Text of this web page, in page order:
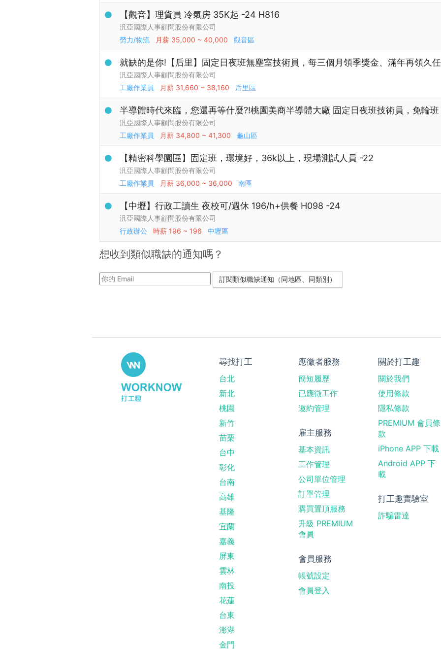
【觀音】理貨員 冷氣房 35K起 -24 H816
汎亞國際人事顧問股份有限公司
勞力/物流
月薪 35,000 ~ 40,000 觀音區
就缺的是你!【后里】固定日夜班無塵室技術員，每三個月領季獎金、滿年再領久
汎亞國際人事顧問股份有限公司
工廠作業員
月薪 31,660 ~ 38,160 后里區
半導體時代來臨，您還再等什麼?!桃園美商半導體大廠 固定日夜班技術員，免輪
汎亞國際人事顧問股份有限公司
工廠作業員
月薪 34,800 ~ 41,300 龜山區
【精密科學園區】固定班，環境好，36k以上，現場測試人員 -22
汎亞國際人事顧問股份有限公司
工廠作業員
月薪 36,000 ~ 36,000 南區
【中壢】行政工讀生 夜校可/週休 196/h+供餐 H098 -24
汎亞國際人事顧問股份有限公司
行政辦公
時薪 196 ~ 196 中壢區
想收到類似職缺的通知嗎？
尋找打工
台北
新北
桃園
新竹
苗栗
台中
彰化
台南
高雄
基隆
宜蘭
嘉義
屏東
雲林
南投
花蓮
台東
澎湖
金門
應徵者服務
簡短履歷
已應徵工作
邀約管理
雇主服務
基本資訊
工作管理
公司單位管理
訂單管理
購買置頂服務
升級 PREMIUM
會員
會員服務
帳號設定
會員登入
關於打工趣
關於我們
使用條款
隱私條款
PREMIUM 會員條
款
iPhone APP 下載
Android APP 下
載
打工趣實驗室
詐騙雷達